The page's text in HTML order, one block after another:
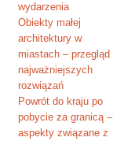
wydarzenia
Obiekty małej
architektury w
miastach – przegląd
najważniejszych
rozwiązań
Powrót do kraju po
pobycie za granicą –
aspekty związane z